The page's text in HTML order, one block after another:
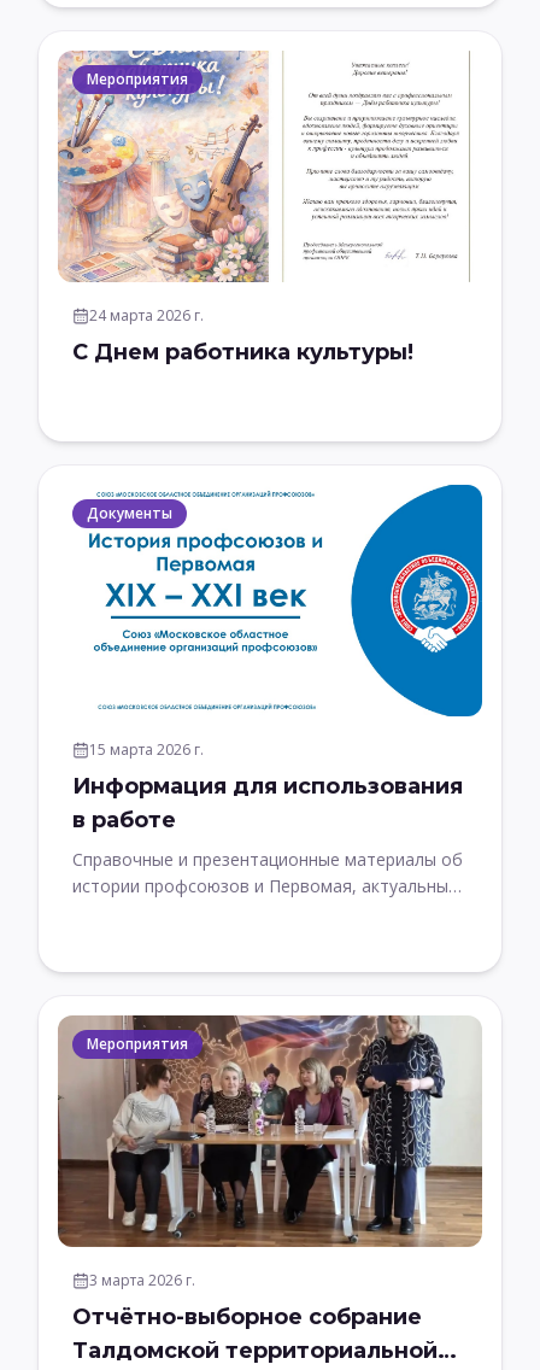
Мероприятия
24 марта 2026 г.
С Днем работника культуры!
Документы
15 марта 2026 г.
Информация для использования
в работе
Справочные и презентационные материалы об
истории профсоюзов и Первомая, актуальных
Мероприятия
3 марта 2026 г.
Отчётно-выборное собрание
Талдомской территориальной